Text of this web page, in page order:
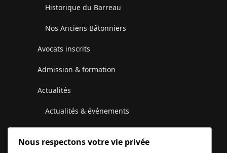
Historique du Barreau
Nos Anciens Bâtonniers
Avocats inscrits
Admission & formation
Actualités
Actualités & événements
Nous respectons votre vie privée